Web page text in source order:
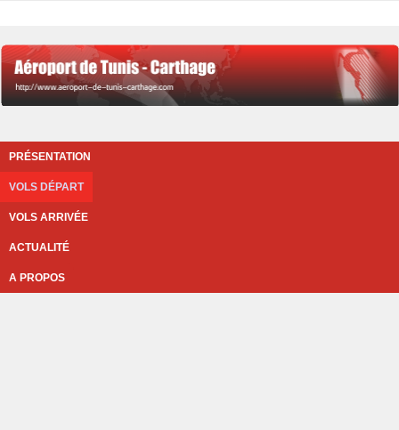
PRÉSENTATION
VOLS DÉPART
VOLS ARRIVÉE
ACTUALITÉ
A PROPOS